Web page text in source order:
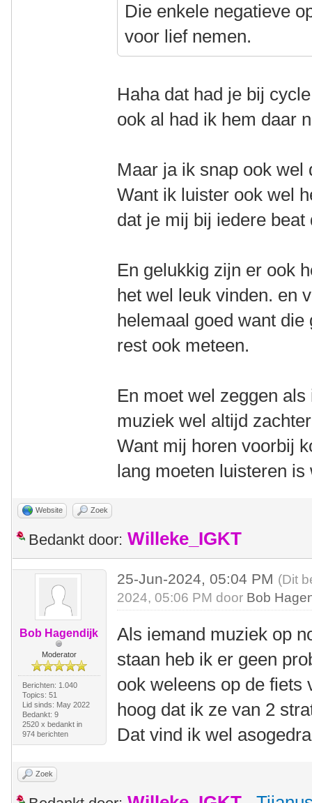
Die enkele negatieve
voor lief nemen.
Haha dat had je bij
ook al had ik hem daar
Maar ja ik snap ook wel
Want ik luister ook wel
dat je mij bij iedere
En gelukkig zijn er ook
het wel leuk vinden. en
helemaal goed want
rest ook meteen.
En moet wel zeggen
muziek wel altijd
Want mij horen voorbij
lang moeten luisteren
Website Zoek
Bedankt door: Willeke_IGKT
Bob Hagendijk
Moderator
Berichten: 1.040
Topics: 51
Lid sinds: May 2022
Bedankt: 9
2520 x bedankt in
974 berichten
25-Jun-2024, 05:04 PM (Dit
2024, 05:06 PM door Bob
Als iemand muziek op
staan heb ik er geen
ook weleens op de fiets
hoog dat ik ze van 2
Dat vind ik wel
Zoek